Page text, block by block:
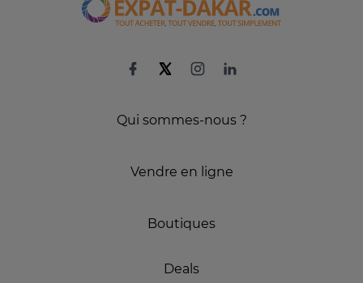
Qui sommes-nous ?
Vendre en ligne
Boutiques
Deals